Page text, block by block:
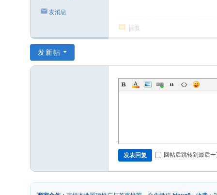
发消息
回复
发新帖
发表回复 回帖后跳转到最后